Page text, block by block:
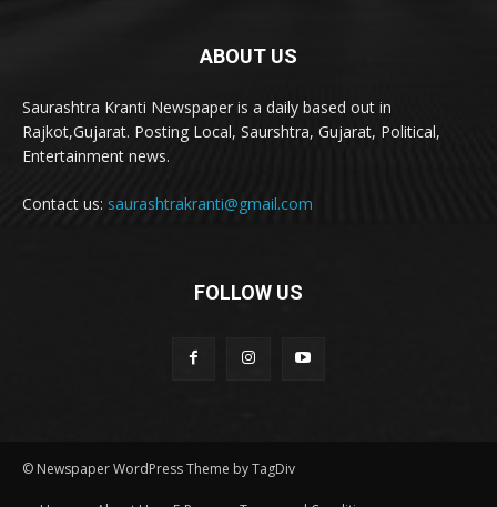
ABOUT US
Saurashtra Kranti Newspaper is a daily based out in
Rajkot,Gujarat. Posting Local, Saurshtra, Gujarat, Political,
Entertainment news.
Contact us: saurashtrakranti@gmail.com
FOLLOW US
© Newspaper WordPress Theme by TagDiv